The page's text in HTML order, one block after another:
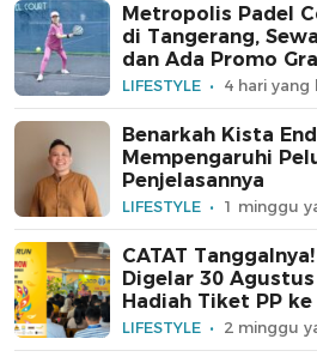
Metropolis Padel
di Tangerang,
dan Ada Promo
LIFESTYLE 4 hari yang
Benarkah Kista
Mempengaruhi
Penjelasannya
LIFESTYLE 1 minggu
CATAT
Digelar 30 Agustus
Hadiah Tiket PP
LIFESTYLE 2 minggu